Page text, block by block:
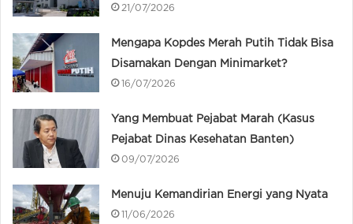
21/07/2026
Mengapa Kopdes Merah Putih Tidak Bisa
Disamakan Dengan Minimarket?
16/07/2026
Yang Membuat Pejabat Marah (Kasus
Pejabat Dinas Kesehatan Banten)
09/07/2026
Menuju Kemandirian Energi yang Nyata
11/06/2026